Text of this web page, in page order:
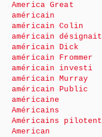
America Great
américain
américain Colin
américain désignait
américain Dick
américain Frommer
américain investi
américain Murray
américain Public
américaine
Américains
Américains pilotent
American